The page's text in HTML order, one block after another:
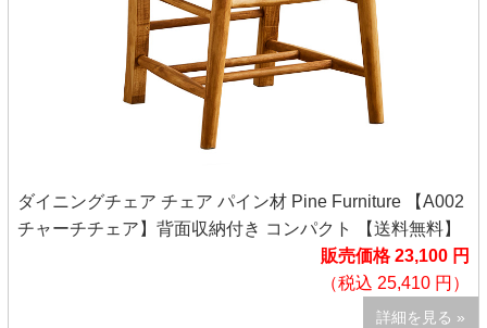
ダイニングチェア チェア パイン材 Pine Furniture 【A002
チャーチチェア】背面収納付き コンパクト 【送料無料】
販売価格 23,100 円
（税込 25,410 円）
詳細を見る »